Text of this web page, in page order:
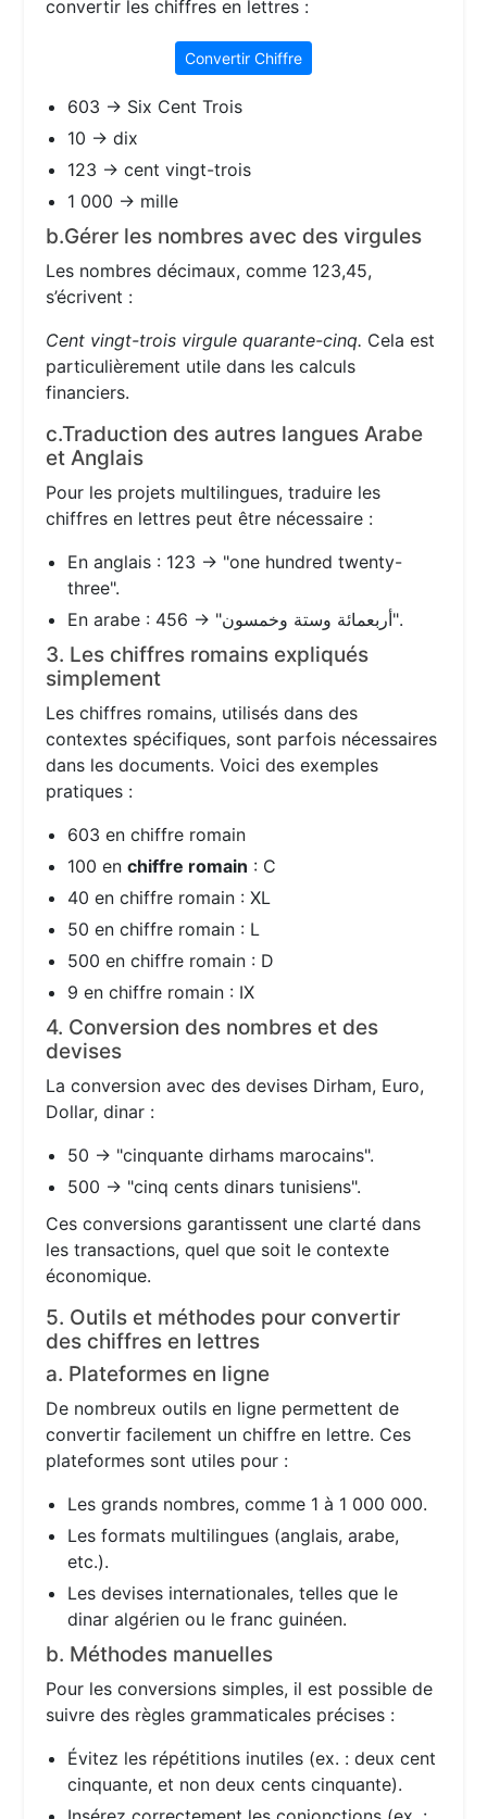
convertir les chiffres en lettres :
Convertir Chiffre
603 → Six Cent Trois
10 → dix
123 → cent vingt-trois
1 000 → mille
b.Gérer les nombres avec des virgules
Les nombres décimaux, comme 123,45,
s’écrivent :
Cent vingt-trois virgule quarante-cinq. Cela est
particulièrement utile dans les calculs
financiers.
c.Traduction des autres langues Arabe
et Anglais
Pour les projets multilingues, traduire les
chiffres en lettres peut être nécessaire :
En anglais : 123 → "one hundred twenty-
three".
En arabe : 456 → "أربعمائة وستة وخمسون".
3. Les chiffres romains expliqués
simplement
Les chiffres romains, utilisés dans des
contextes spécifiques, sont parfois nécessaires
dans les documents. Voici des exemples
pratiques :
603 en chiffre romain
100 enchiffre romain : C
40 en chiffre romain : XL
50 en chiffre romain : L
500 en chiffre romain : D
9 en chiffre romain : IX
4. Conversion des nombres et des
devises
La conversion avec des devises Dirham, Euro,
Dollar, dinar :
50 → "cinquante dirhams marocains".
500 → "cinq cents dinars tunisiens".
Ces conversions garantissent une clarté dans
les transactions, quel que soit le contexte
économique.
5. Outils et méthodes pour convertir
des chiffres en lettres
a. Plateformes en ligne
De nombreux outils en ligne permettent de
convertir facilement un chiffre en lettre. Ces
plateformes sont utiles pour :
Les grands nombres, comme 1 à 1 000 000.
Les formats multilingues (anglais, arabe,
etc.).
Les devises internationales, telles que le
dinar algérien ou le franc guinéen.
b. Méthodes manuelles
Pour les conversions simples, il est possible de
suivre des règles grammaticales précises :
Évitez les répétitions inutiles (ex. : deux cent
cinquante, et non deux cents cinquante).